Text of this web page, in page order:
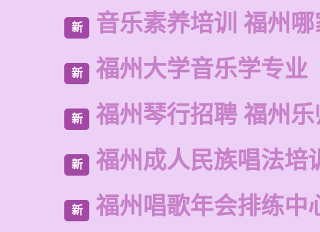
新 音乐素养培训 福州
新 福州大学音乐学专业
新 福州琴行招聘 福州乐
新 福州成人民族唱法培
新 福州唱歌年会排练中